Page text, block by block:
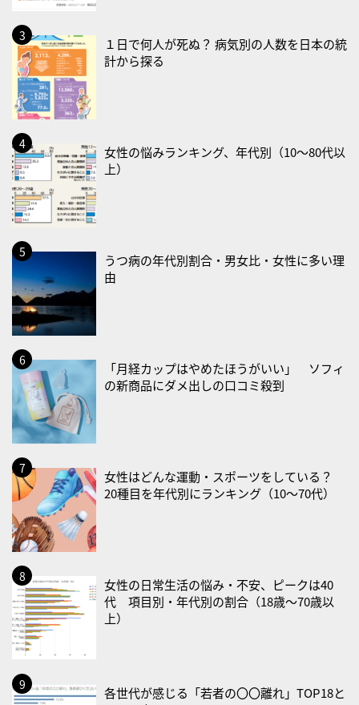
・食育の日
2026/08/21(金)
・治療アプリの日
・献血の日
2026/08/22(土)
・禁煙の日
2026/08/23(日)
・不眠の日
・乳酸菌の日
2026/08/25(火)
・いたわり肌の日
2026/08/26(水)
・風呂の日
2026/08/29(土)
・筋肉強化の日
2026/08/30(日)
・ＥＰＡの日
2026/08/31(月)
・菜の日
・血管内破砕術（IVL）の日
2026/09/01(火)
・がん征圧月間
・世界アルツハイマー月間
・健康増進普及月間
・歯ヂカラ探究月間
・職場の健康診断実施強化月間
・大腸がん検診の日
・防災の日
１日で何人が死ぬ？ 病気別の人数を日本の統
計から探る
女性の悩みランキング、年代別（10〜80代以
上）
うつ病の年代別割合・男女比・女性に多い理
由
「月経カップはやめたほうがいい」 ソフィ
の新商品にダメ出しの口コミ殺到
女性はどんな運動・スポーツをしている？
20種目を年代別にランキング（10〜70代）
女性の日常生活の悩み・不安、ピークは40
代 項目別・年代別の割合（18歳〜70歳以
上）
各世代が感じる「若者の〇〇離れ」TOP18と